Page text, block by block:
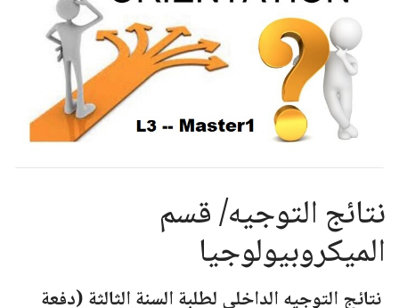
نتائج التوجيه/ قسم
الميكروبيولوجيا
نتائج التوجيه الداخلي لطلبة السنة الثالثة (دفعة